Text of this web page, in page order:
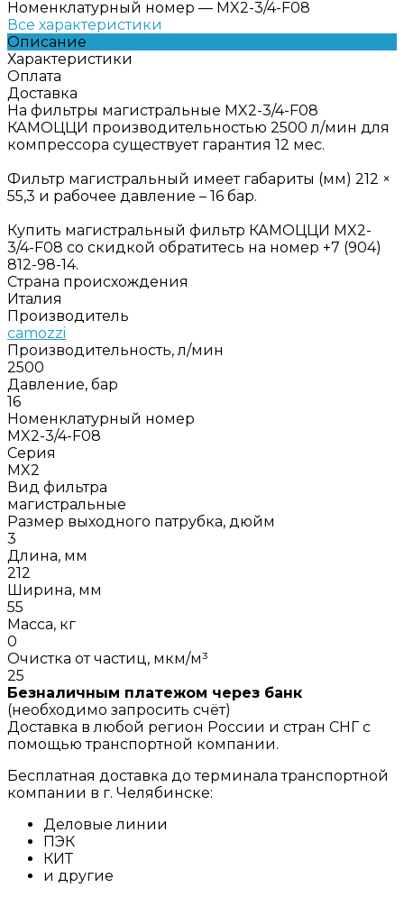
Номенклатурный номер — MX2-3/4-F08
Все характеристики
Описание
Характеристики
Оплата
Доставка
На фильтры магистральные MX2-3/4-F08
КАМОЦЦИ производительностью 2500 л/мин для
компрессора существует гарантия 12 мес.
Фильтр магистральный имеет габариты (мм) 212 ×
55,3 и рабочее давление – 16 бар.
Купить магистральный фильтр КАМОЦЦИ MX2-
3/4-F08 со скидкой обратитесь на номер +7 (904)
812-98-14.
Страна происхождения
Италия
Производитель
camozzi
Производительность, л/мин
2500
Давление, бар
16
Номенклатурный номер
MX2-3/4-F08
Серия
MX2
Вид фильтра
магистральные
Размер выходного патрубка, дюйм
3
Длина, мм
212
Ширина, мм
55
Масса, кг
0
Очистка от частиц, мкм/м³
25
Безналичным платежом через банк
(необходимо запросить счёт)
Доставка в любой регион России и стран СНГ с
помощью транспортной компании.
Бесплатная доставка до терминала транспортной
компании в г. Челябинске:
Деловые линии
ПЭК
КИТ
и другие